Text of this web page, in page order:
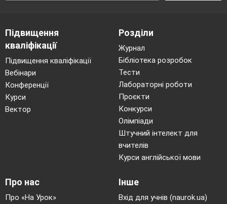
п’явки. Писанки
з такими символами
допомагають одужати.
Символи-обереги
Вуж, півень, розкрита долоня - символ захисту.
Найсильнішою захисницею всього живого є
Мати-Берегиня.
Символи-попередження
«Зуби вовка», заячі вушка, «дзьоб крука».
оберігатимуть свійських тварин і
Підвищення
кваліфікації
Підвищення кваліфікації
Вебінари
Конференції
Курси
Вектор
Розділи
Журнал
Бібліотека розробок
Тести
Лабораторні роботи
Проєкти
Конкурси
Олімпіади
Штучний інтелект для
вчителів
Курси англійської мови
Про нас
Про «На Урок»
Інше
Вхід для учнів (naurok.ua)